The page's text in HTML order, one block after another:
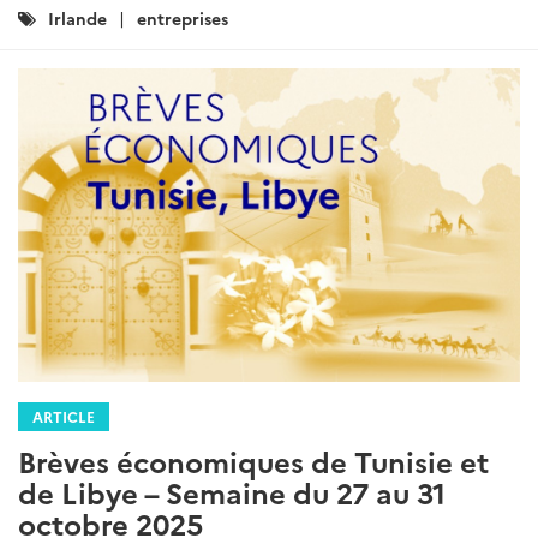
Catégories
Irlande entreprises
ARTICLE
Brèves économiques de Tunisie et
de Libye – Semaine du 27 au 31
octobre 2025